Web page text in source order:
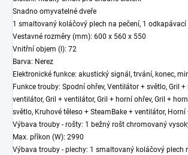
Snadno omyvatelné dveře
1 smaltovaný koláčový plech na pečení, 1
Vestavné rozměry (mm): 600 x 560 x 550
Vnitřní objem (l): 72
Barva: Nerez
Elektronické funkce: akustický signál, trvání, konec,
Funkce trouby: Spodní ohřev, Ventilátor + světlo, Gril
ventilátor, Gril + ventilátor, Gril + horní ohřev, Gril +
světlo, Kruhové těleso + SteamBake + ventilátor,
Výbava trouby - rošty: 1 bežný rošt chromovaný
Max. příkon (W): 2990
Výbava trouby - plechy: 1 smaltovaný koláčový plech